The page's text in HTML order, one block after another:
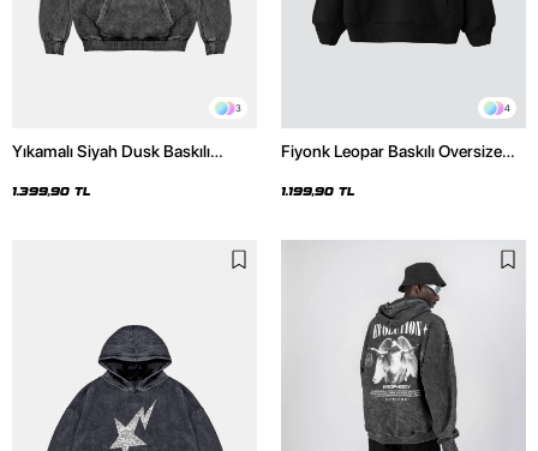
3
Yıkamalı Siyah Dusk Baskılı
1.399,90 TL
4
Fiyonk Leopar Baskılı Oversize
1.199,90 TL